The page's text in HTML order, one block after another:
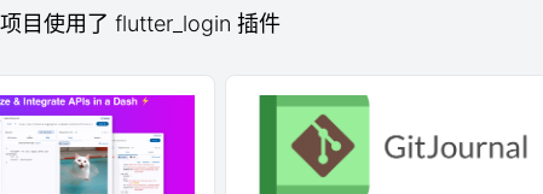
目使用了 flutter_login 插件